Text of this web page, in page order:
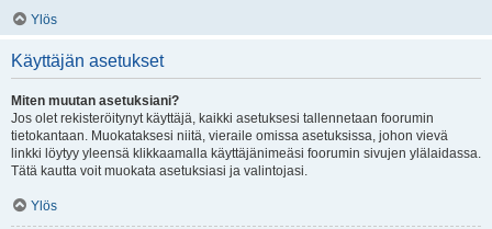
Ylös
Käyttäjän asetukset
Miten muutan asetuksiani?
Jos olet rekisteröitynyt käyttäjä, kaikki asetuksesi tallennetaan foorumin
tietokantaan. Muokataksesi niitä, vieraile omissa asetuksissa, johon vievä
linkki löytyy yleensä klikkaamalla käyttäjänimeäsi foorumin sivujen ylälaidassa.
Tätä kautta voit muokata asetuksiasi ja valintojasi.
Ylös